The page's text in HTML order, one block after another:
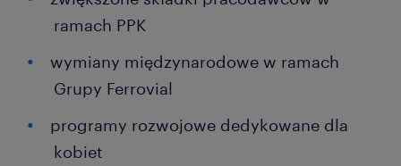
ramach PPK
wymiany międzynarodowe w ramach
Grupy Ferrovial
programy rozwojowe dedykowane dla
kobiet